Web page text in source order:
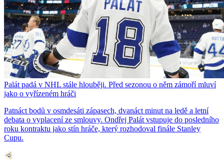
Palát padá v NHL stále hlouběji. Před sezonou o něm zámoří mluví
jako o vyřízeném hráči
Patnáct bodů v osmdesáti zápasech, dvanáct minut na ledě a letní
debata o vyplacení ze smlouvy. Ondřej Palát vstupuje do posledního
roku kontraktu jako stín hráče, který rozhodoval finále Stanley
Cupu.